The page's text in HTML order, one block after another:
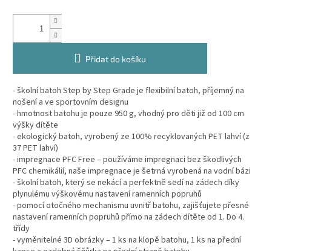
Přidat do košíku
- školní batoh Step by Step Grade je flexibilní batoh, příjemný na
nošení a ve sportovním designu
- hmotnost batohu je pouze 950 g, vhodný pro děti již od 100 cm
výšky dítěte
- ekologický batoh, vyrobený ze 100% recyklovaných PET lahví (z
37 PET lahví)
- impregnace PFC Free – používáme impregnaci bez škodlivých
PFC chemikálií, naše impregnace je šetrná vyrobená na vodní bázi
- školní batoh, který se nekácí a perfektně sedí na zádech díky
plynulému výškovému nastavení ramenních popruhů
- pomocí otočného mechanismu uvnitř batohu, zajišťujete přesné
nastavení ramenních popruhů přímo na zádech dítěte od 1. Do 4.
třídy
- vyměnitelné 3D obrázky – 1 ks na klopě batohu, 1 ks na přední